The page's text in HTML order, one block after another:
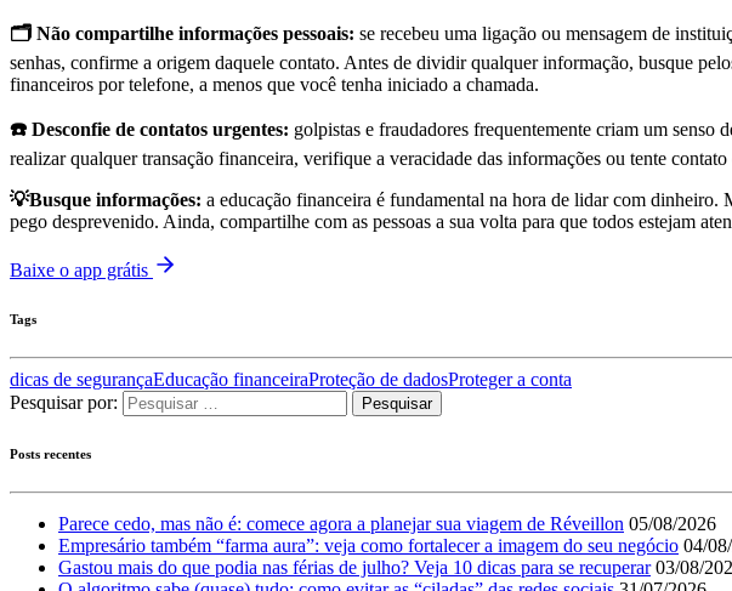
🗂️ Não compartilhe informações pessoais: se recebeu uma ligação ou mensagem de
senhas, confirme a origem daquele contato. Antes de dividir qualquer informação, busque
financeiros por telefone, a menos que você tenha iniciado a chamada.
☎️ Desconfie de contatos urgentes: golpistas e fraudadores frequentemente criam um senso
realizar qualquer transação financeira, verifique a veracidade das informações ou tente contato
💡Busque informações: a educação financeira é fundamental na hora de lidar com dinheiro.
pego desprevenido. Ainda, compartilhe com as pessoas a sua volta para que todos estejam
Baixe o app grátis
Tags
dicas de segurançaEducação financeiraProteção de dadosProteger a conta
Pesquisar por:
Posts recentes
Parece cedo, mas não é: comece agora a planejar sua viagem de Réveillon 05/08/2026
Empresário também “farma aura”: veja como fortalecer a imagem do seu negócio 04/
Gastou mais do que podia nas férias de julho? Veja 10 dicas para se recuperar 03/08/